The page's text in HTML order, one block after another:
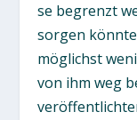
se begrenzt
sorgen
möglichst
von ihm weg